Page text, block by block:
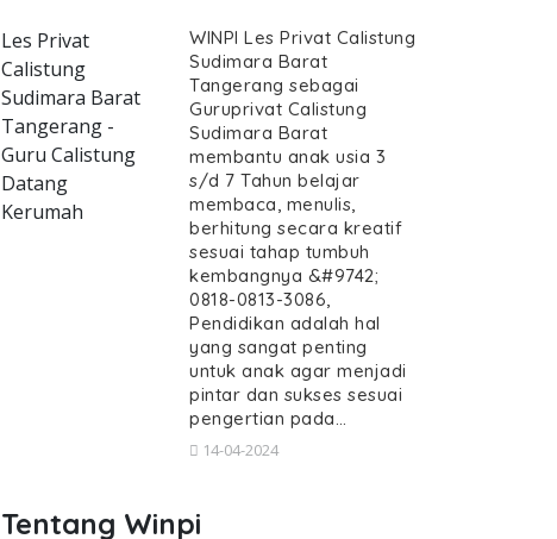
Les Privat
Calistung
Sudimara Barat
Tangerang -
Guru Calistung
Datang
Kerumah
WINPI Les Privat Calistung
Sudimara Barat
Tangerang sebagai
Guruprivat Calistung
Sudimara Barat
membantu anak usia 3
s/d 7 Tahun belajar
membaca, menulis,
berhitung secara kreatif
sesuai tahap tumbuh
kembangnya &#9742;
0818-0813-3086,
Pendidikan adalah hal
yang sangat penting
untuk anak agar menjadi
pintar dan sukses sesuai
pengertian pada…
14-04-2024
Tentang Winpi